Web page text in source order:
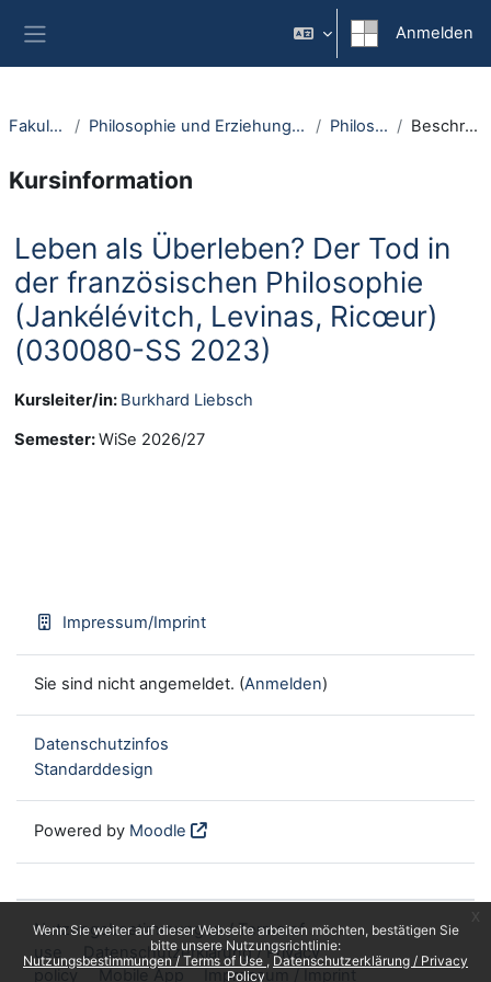
Wenn Sie weiter auf dieser Webseite arbeiten möchten, bestätigen Sie
bitte unsere Nutzungsrichtlinie:
Nutzungsbestimmungen / Terms of Use
Datenschutzerklärung / Privacy
Policy
Anmelden
Fakultäten Philosophie und Erziehungswissenschaft Philosophie Beschreibung
Kursinformation
Leben als Überleben? Der Tod in
der französischen Philosophie
(Jankélévitch, Levinas, Ricœur)
(030080-SS 2023)
Kursleiter/in: Burkhard Liebsch
Semester:WiSe 2026/27
Impressum/Imprint
Sie sind nicht angemeldet. (Anmelden)
Datenschutzinfos
Standarddesign
Powered by Moodle
Nutzungsbestimmungen / Terms of
use
Datenschutzerklärung / Privacy
policy
Mobile App Impressum / Imprint